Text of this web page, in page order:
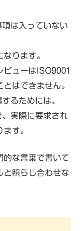
項は入っていない
ります。
ビューはISO9001
はできません。
るためには、
実際に要求され
す。
的な言葉で書いて
と照らし合わせな